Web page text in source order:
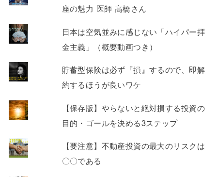
座の魅力 医師 高橋さん
日本は空気並みに感じない「ハイパー拝
金主義」（概要動画つき）
貯蓄型保険は必ず『損』するので、即解
約するほうが良いワケ
【保存版】やらないと絶対損する投資の
目的・ゴールを決める3ステップ
【要注意】不動産投資の最大のリスクは
〇〇である